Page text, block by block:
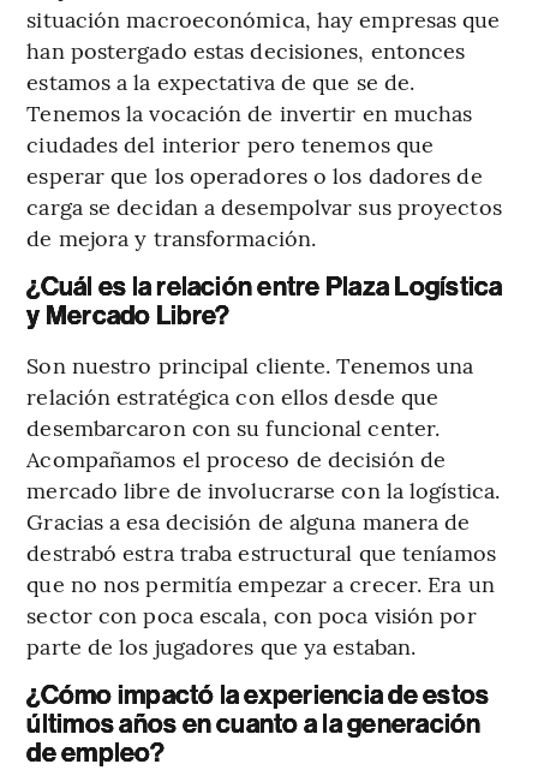
situación macroeconómica, hay empresas que
han postergado estas decisiones, entonces
estamos a la expectativa de que se de.
Tenemos la vocación de invertir en muchas
ciudades del interior pero tenemos que
esperar que los operadores o los dadores de
carga se decidan a desempolvar sus proyectos
de mejora y transformación.
¿Cuál es la relación entre Plaza Logística
y Mercado Libre?
Son nuestro principal cliente. Tenemos una
relación estratégica con ellos desde que
desembarcaron con su funcional center.
Acompañamos el proceso de decisión de
mercado libre de involucrarse con la logística.
Gracias a esa decisión de alguna manera de
destrabó estra traba estructural que teníamos
que no nos permitía empezar a crecer. Era un
sector con poca escala, con poca visión por
parte de los jugadores que ya estaban.
¿Cómo impactó la experiencia de estos
últimos años en cuanto a la generación
de empleo?